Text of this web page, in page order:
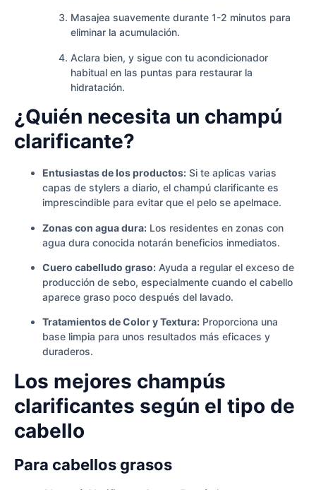
Masajea suavemente durante 1-2 minutos para
eliminar la acumulación.
Aclara bien, y sigue con tu acondicionador
habitual en las puntas para restaurar la
hidratación.
¿Quién necesita un champú
clarificante?
Entusiastas de los productos: Si te aplicas varias
capas de stylers a diario, el champú clarificante es
imprescindible para evitar que el pelo se apelmace.
Zonas con agua dura: Los residentes en zonas con
agua dura conocida notarán beneficios inmediatos.
Cuero cabelludo graso: Ayuda a regular el exceso de
producción de sebo, especialmente cuando el cabello
aparece graso poco después del lavado.
Tratamientos de Color y Textura: Proporciona una
base limpia para unos resultados más eficaces y
duraderos.
Los mejores champús
clarificantes según el tipo de
cabello
Para cabellos grasos